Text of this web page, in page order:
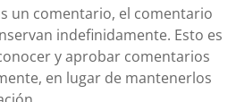
un comentario, el comentario
indefinidamente. Esto es
y aprobar comentarios
en lugar de mantenerlos